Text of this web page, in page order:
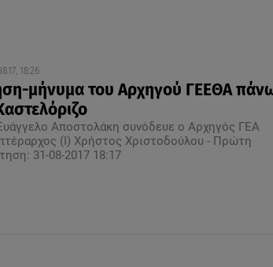
18:26
μήνυμα του Αρχηγού ΓΕΕΘΑ
Αποστολάκη συνόδευε ο Αρχηγός ΓΕΑ
(Ι) Χρήστος Χριστοδούλου - Πρώτη
31-08-2017 18:17